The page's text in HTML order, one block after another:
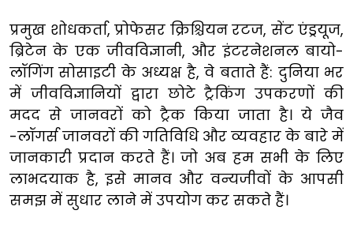
प्रमुख शोधकर्ता, प्रोफेसर क्रिश्चियन रटज, सेंट एंड्रयूज,
ब्रिटेन के एक जीवविज्ञानी, और इंटरनेशनल बायो-
लॉगिंग सोसाइटी के अध्यक्ष है,वे बताते हैं: दुनिया भर
में जीवविज्ञानियों द्वारा छोटे ट्रैकिंग उपकरणों की
मदद से जानवरों को ट्रैक किया जाता है। ये जैव
-लॉगर्स जानवरों की गतिविधि और व्यवहार के बारे में
जानकारी प्रदान करते हैं। जो अब हम सभी के लिए
लाभदयाक है,इसे मानव और वन्यजीवों के आपसी
समझ में सुधार लाने में उपयोग कर सकते हैं।